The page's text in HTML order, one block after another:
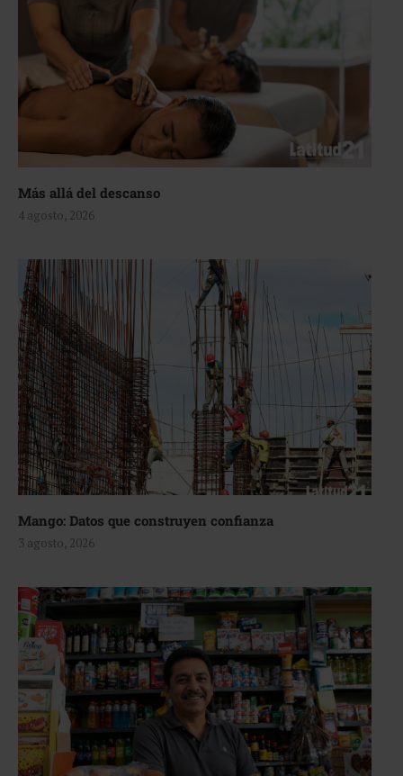
Más allá del descanso
4 agosto, 2026
Mango: Datos que construyen confianza
3 agosto, 2026